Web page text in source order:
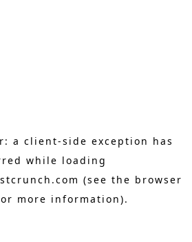
a client-side exception has
while loading
(see the browser
more information).